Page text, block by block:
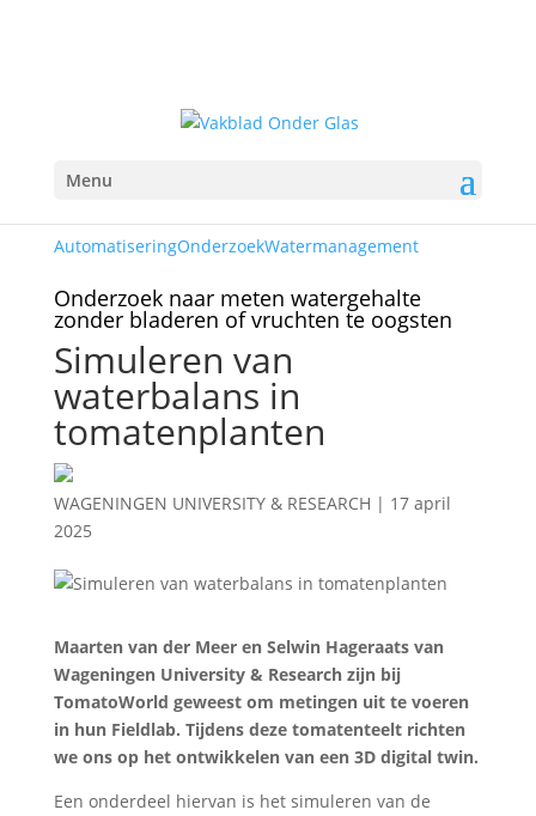
Menu
AutomatiseringOnderzoekWatermanagement
Onderzoek naar meten watergehalte
zonder bladeren of vruchten te oogsten
Simuleren van
waterbalans in
tomatenplanten
WAGENINGEN UNIVERSITY & RESEARCH | 17 april
2025
Maarten van der Meer en Selwin Hageraats van
Wageningen University & Research zijn bij
TomatoWorld geweest om metingen uit te voeren
in hun Fieldlab. Tijdens deze tomatenteelt richten
we ons op het ontwikkelen van een 3D digital twin.
Een onderdeel hiervan is het simuleren van de